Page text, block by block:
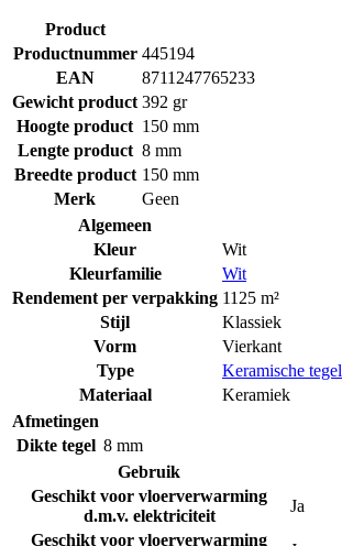
Product
Productnummer 445194
EAN
8711247765233
Gewicht product 392 gr
Hoogte product 150 mm
Lengte product 8 mm
Breedte product 150 mm
Merk
Geen
Algemeen
Kleur
Wit
Kleurfamilie
Wit
Rendement per verpakking 1125 m²
Stijl
Klassiek
Vorm
Vierkant
Type
Keramische tegel
Materiaal
Keramiek
Afmetingen
Dikte tegel 8 mm
Gebruik
Geschikt voor vloerverwarming
d.m.v. elektriciteit
Ja
Geschikt voor vloerverwarming